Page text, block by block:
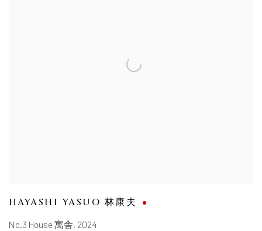
HAYASHI YASUO 林康夫
No.3 House 寓舎, 2024